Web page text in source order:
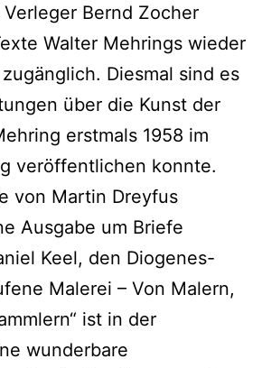
Bernd Zocher
Walter Mehrings wieder
Diesmal sind es
über die Kunst der
erstmals 1958 im
veröffentlichen konnte.
von Martin Dreyfus
Ausgabe um Briefe
Keel, den Diogenes-
Malerei – Von Malern,
ist in der
wunderbare